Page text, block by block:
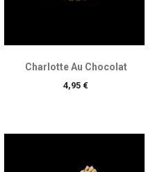
Charlotte Au Chocolat
Prix
4,95 €